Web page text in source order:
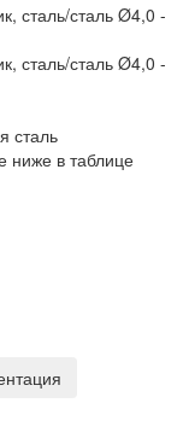
сталь
ниже в таблице